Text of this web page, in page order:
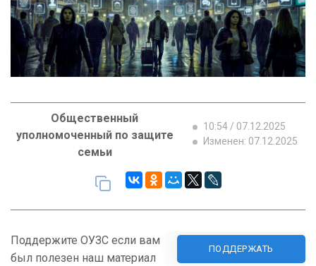
Общественный
уполномоченный по защите
семьи
10:54 / 07.12.2025
Изменен: 07.12.2025
Поддержите ОУЗС если вам
был полезен наш материал
ПОДДЕРЖАТЬ